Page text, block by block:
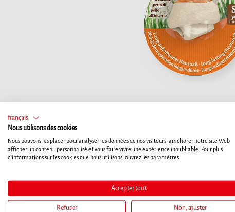
français
Nous utilisons des cookies
Nous pouvons les placer pour analyser les données de nos visiteurs, améliorer notre site Web,
afficher un contenu personnalisé et vous faire vivre une expérience inoubliable. Pour plus
d'informations sur les cookies que nous utilisons, ouvrez les paramètres.
Accepter tout
Refuser Non, ajuster